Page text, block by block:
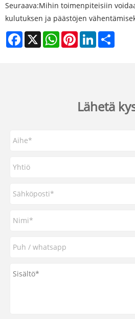
Seuraava:Mihin toimenpiteisiin
kulutuksen ja päästöjen
Facebook
X WhatsAppPinterestLinkedIn
Lähetä